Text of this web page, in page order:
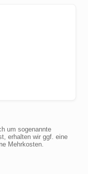
um sogenannte
erhalten wir ggf. eine
Mehrkosten.